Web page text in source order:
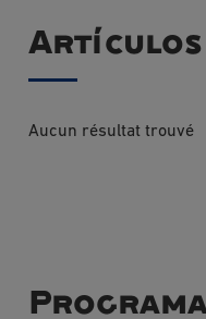
Artículos
Aucun résultat trouvé